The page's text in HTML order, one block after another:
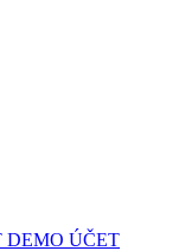
DEMO ÚČET